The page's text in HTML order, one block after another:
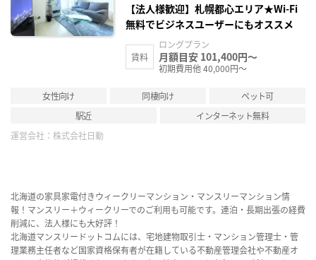
【法人様歓迎】札幌都心エリア★Wi-Fi
無料でビジネスユーザーにもオススメ
賃料
ロングプラン
月額目安 101,400円～
初期費用他 40,000円～
女性向け 同棲向け
ペット可
駅近
インターネット無料
運営会社： 株式会社日動
北海道の家具家電付きウィークリーマンション・マンスリーマンション情
報！マンスリー＋ウィークリーでのご利用も可能です。連泊・長期出張の経費
削減に、法人様にも大好評！
北海道マンスリードットコムには、宅地建物取引士・マンション管理士・管
理業務主任者など国家資格保有者が在籍している不動産管理会社や不動産オ